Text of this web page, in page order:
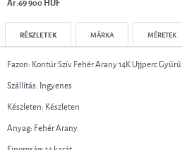
RÉSZLETEK MÁRKA MÉRETEK
Fazon: Kontúr Szív Fehér Arany 14K Ujjperc Gyűrű
Szállítás: Ingyenes
Készleten: Készleten
Anyag: Fehér Arany